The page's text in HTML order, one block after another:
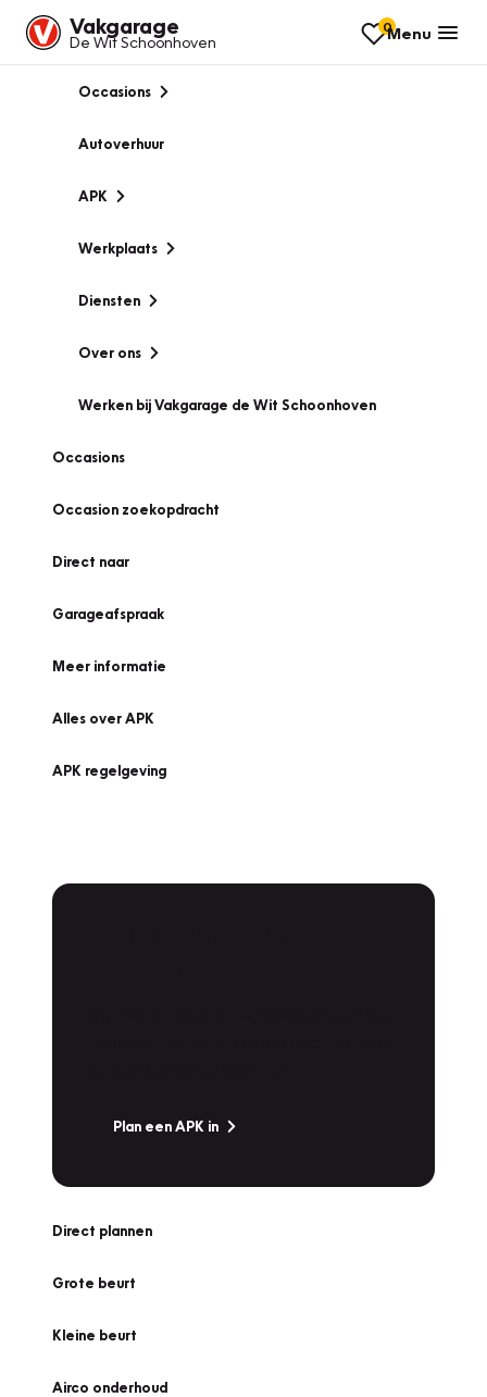
Vakgarage
De Wit Schoonhoven
0Menu
Occasions
Autoverhuur
APK
Werkplaats
Diensten
Over ons
Werken bij Vakgarage de Wit Schoonhoven
Occasions
Occasion zoekopdracht
Direct naar
Garageafspraak
Meer informatie
Alles over APK
APK regelgeving
Plan een APK in
Direct plannen
Grote beurt
Kleine beurt
Airco onderhoud